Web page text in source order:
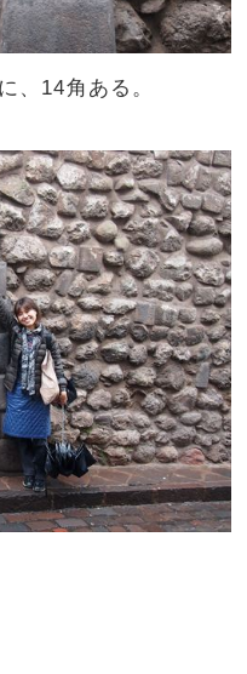
、14角ある。